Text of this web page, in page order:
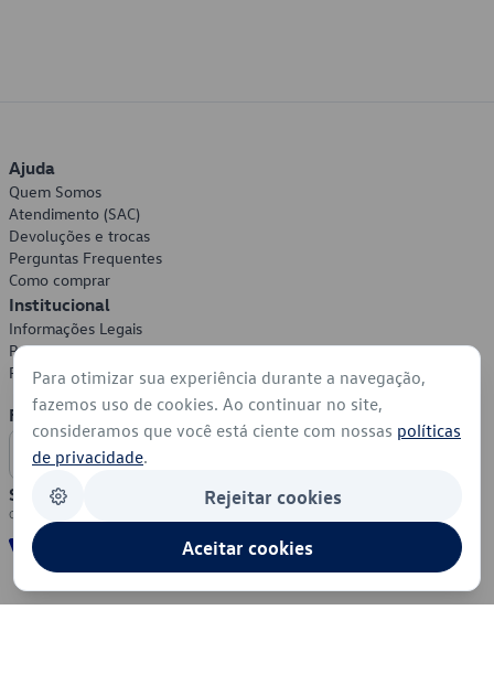
Ajuda
Quem Somos
Atendimento (SAC)
Devoluções e trocas
Perguntas Frequentes
Como comprar
Institucional
Informações Legais
Política de Privacidade
Política de Cookies
Formas de Pagamento
Segurança
Para otimizar sua experiência durante a navegação,
fazemos uso de cookies. Ao continuar no site,
consideramos que você está ciente com nossas políticas
de privacidade.
Rejeitar cookies
Aceitar cookies